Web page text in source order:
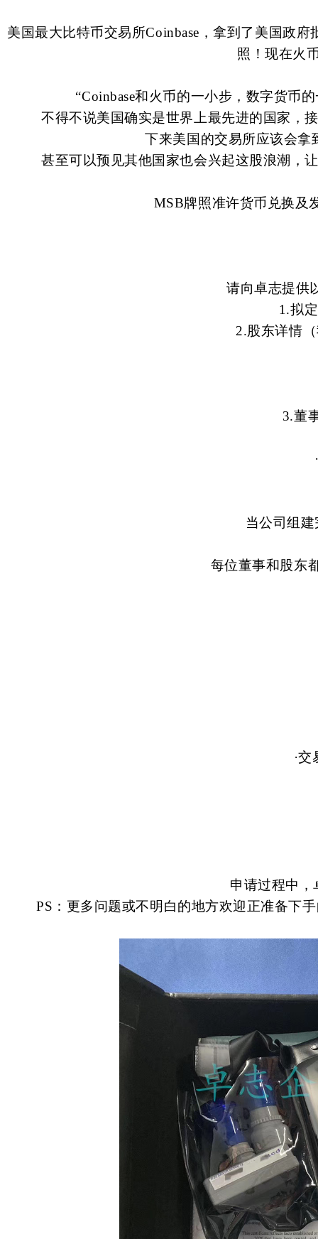
美国最大比特币交易所Coinbase，拿到了美国政
照！现在火
“Coinbase和火币的一小步，数字货币
不得不说美国确实是世界上最先进的国家，
下来美国的交易所应该会拿
甚至可以预见其他国家也会兴起这股浪潮，
MSB牌照准许货币兑换及
请向卓志提供
1.拟
2.股东详情
3.董
当公司组
每位董事和股东
·
申请过程中
PS：更多问题或不明白的地方欢迎正准备下